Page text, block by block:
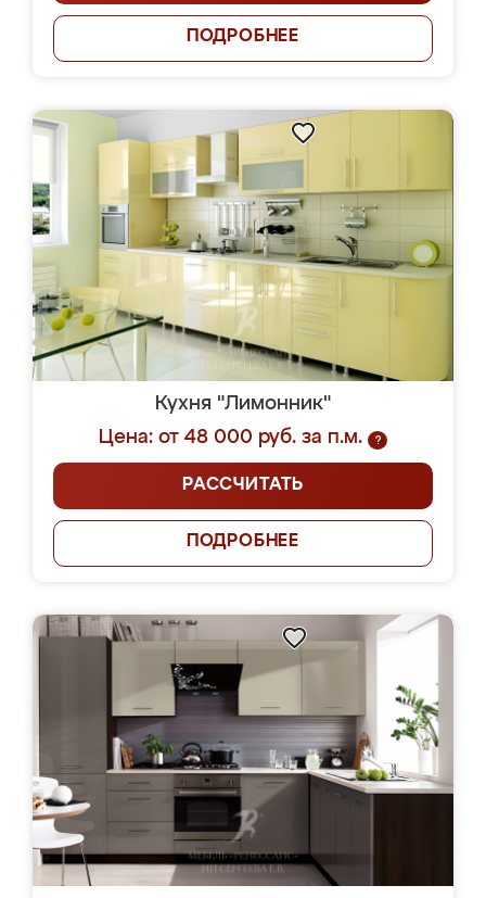
ПОДРОБНЕЕ
Кухня "Лимонник"
Цена: от 48 000 руб. за п.м.
?
РАССЧИТАТЬ
ПОДРОБНЕЕ